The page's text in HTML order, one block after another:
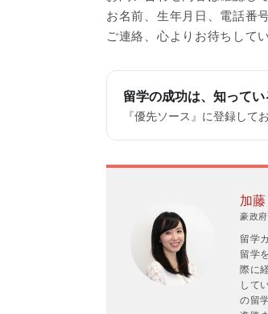
お名前、生年月日、電話番
ご連絡、心よりお待ちして
留学の成功は、知ってい
『優先ソース』に登録して
加
豪政
留学
留学
際に
して
の留